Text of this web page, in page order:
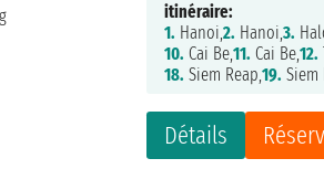
Détails
itinéraire:
1. Hanoi,2. Hanoi,3.
10. Cai Be,11. Cai Be,12.
18. Siem Reap,19. Siem